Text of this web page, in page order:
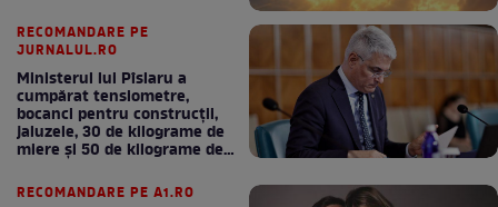
RECOMANDARE PE
JURNALUL.RO
Ministerul lui Pîslaru a
cumpărat tensiometre,
bocanci pentru construcții,
jaluzele, 30 de kilograme de
miere și 50 de kilograme de
RECOMANDARE PE A1.RO